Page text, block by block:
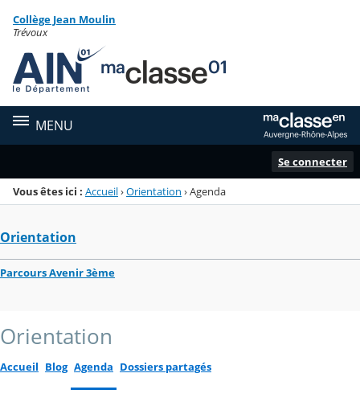
Menu de la rubrique
Contenu
Collège Jean Moulin
Trévoux
MENU
Se connecter
Vous êtes ici : Accueil›Orientation ›Agenda
Orientation
Parcours Avenir 3ème
Orientation
Accueil Blog Agenda Dossiers partagés